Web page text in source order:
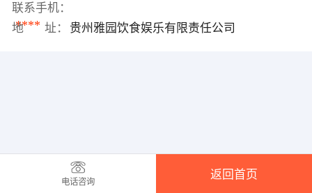
联系手机：
****
地 址： 贵州雅园饮食娱乐有限责任公司
电话咨询
返回首页